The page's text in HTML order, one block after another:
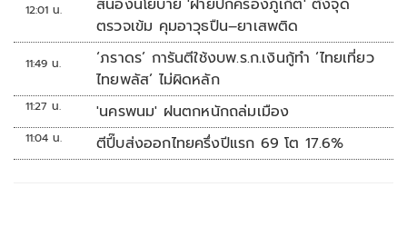
12:01 น.
สนองนโยบาย 'ฝ่ายปกครองภูเก็ต' ตั้งจุด
ตรวจเข้ม คุมอาวุธปืน–ยาเสพติด
11:49 น.
‘ภราดร’ การันตีใช้งบพ.ร.ก.เงินกู้ทำ ‘ไทยเที่ยว
ไทยพลัส’ ไม่ผิดหลัก
11:27 น. 'นครพนม' ฝนตกหนักถล่มเมือง
11:04 น. ตีปี๊บส่งออกไทยครึ่งปีแรก 69 โต 17.6%